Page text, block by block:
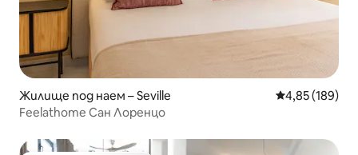
Жилище под наем – Seville Средна
4,85 (189)
Feelathome Сан Лоренцо